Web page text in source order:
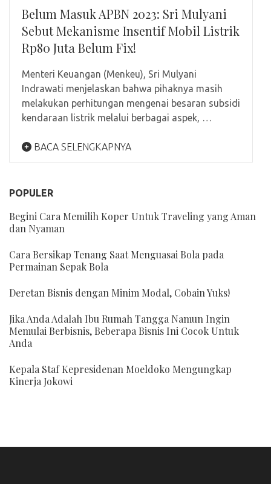
Belum Masuk APBN 2023: Sri Mulyani
Sebut Mekanisme Insentif Mobil Listrik
Rp80 Juta Belum Fix!
Menteri Keuangan (Menkeu), Sri Mulyani
Indrawati menjelaskan bahwa pihaknya masih
melakukan perhitungan mengenai besaran subsidi
kendaraan listrik melalui berbagai aspek, …
BACA SELENGKAPNYA
POPULER
Begini Cara Memilih Koper Untuk Traveling yang Aman
dan Nyaman
Cara Bersikap Tenang Saat Menguasai Bola pada
Permainan Sepak Bola
Deretan Bisnis dengan Minim Modal, Cobain Yuks!
Jika Anda Adalah Ibu Rumah Tangga Namun Ingin
Memulai Berbisnis, Beberapa Bisnis Ini Cocok Untuk
Anda
Kepala Staf Kepresidenan Moeldoko Mengungkap
Kinerja Jokowi